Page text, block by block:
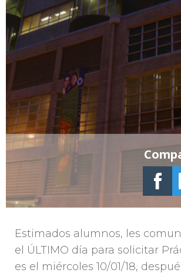
Estimados alumnos, les
el ÚLTIMO día para solicitar
es el miércoles 10/01/18,